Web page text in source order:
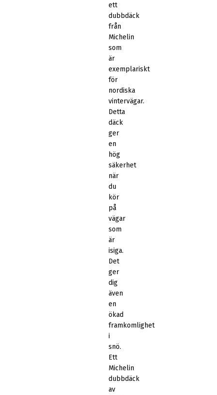
ett
dubbdäck
från
Michelin
som
är
exemplariskt
för
nordiska
vintervägar.
Detta
däck
ger
en
hög
säkerhet
när
du
kör
på
vägar
som
är
isiga.
Det
ger
dig
även
en
ökad
framkomlighet
i
snö.
Ett
Michelin
dubbdäck
av